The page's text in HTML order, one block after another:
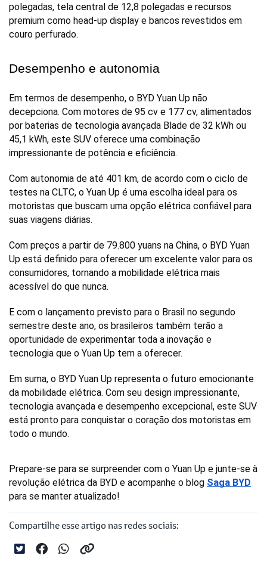
polegadas, tela central de 12,8 polegadas e recursos
premium como head-up display e bancos revestidos em
couro perfurado.
Desempenho e autonomia
Em termos de desempenho, o BYD Yuan Up não
decepciona. Com motores de 95 cv e 177 cv, alimentados
por baterias de tecnologia avançada Blade de 32 kWh ou
45,1 kWh, este SUV oferece uma combinação
impressionante de potência e eficiência.
Com autonomia de até 401 km, de acordo com o ciclo de
testes na CLTC, o Yuan Up é uma escolha ideal para os
motoristas que buscam uma opção elétrica confiável para
suas viagens diárias.
Com preços a partir de 79.800 yuans na China, o BYD Yuan
Up está definido para oferecer um excelente valor para os
consumidores, tornando a mobilidade elétrica mais
acessível do que nunca.
E com o lançamento previsto para o Brasil no segundo
semestre deste ano, os brasileiros também terão a
oportunidade de experimentar toda a inovação e
tecnologia que o Yuan Up tem a oferecer.
Em suma, o BYD Yuan Up representa o futuro emocionante
da mobilidade elétrica. Com seu design impressionante,
tecnologia avançada e desempenho excepcional, este SUV
está pronto para conquistar o coração dos motoristas em
todo o mundo.
Prepare-se para se surpreender com o Yuan Up e junte-se à
revolução elétrica da BYD e acompanhe o blog Saga BYD
para se manter atualizado!
Compartilhe esse artigo nas redes sociais: